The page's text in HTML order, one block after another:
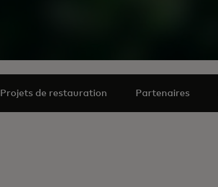
Projets de restauration Partenaires